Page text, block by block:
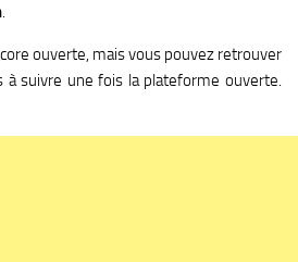
.
ouverte, mais vous pouvez retrouver
à suivre une fois la plateforme ouverte.